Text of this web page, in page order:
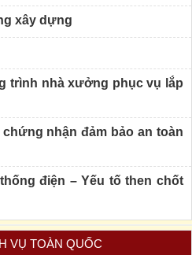
xây dựng
trình nhà xưởng phục vụ lắp
nhận đảm bảo an toàn
điện – Yếu tố then chốt
VỤ TOÀN QUỐC